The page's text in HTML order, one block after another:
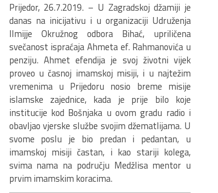
Prijedor, 26.7.2019. – U Zagradskoj džamiji je
danas na inicijativu i u organizaciji Udruženja
Ilmijje Okružnog odbora Bihać, upriličena
svečanost ispraćaja Ahmeta ef. Rahmanovića u
penziju. Ahmet efendija je svoj životni vijek
proveo u časnoj imamskoj misiji, i u najtežim
vremenima u Prijedoru nosio breme misije
islamske zajednice, kada je prije bilo koje
institucije kod Bošnjaka u ovom gradu radio i
obavljao vjerske službe svojim džematlijama. U
svome poslu je bio predan i pedantan, u
imamskoj misiji častan, i kao stariji kolega,
svima nama na području Medžlisa mentor u
prvim imamskim koracima.